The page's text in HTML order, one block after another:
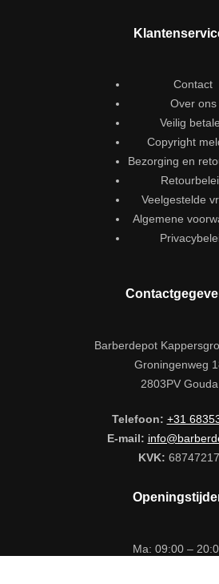
Contact
Over ons
Veilig
Copyright
Bezorging en
Veelgestelde
Algemene
Barberdepot
Groningenweg
2803PV Gouda
Telefoon: +31
E-mail:
KVK: 68747217
Ma: 09:00 –